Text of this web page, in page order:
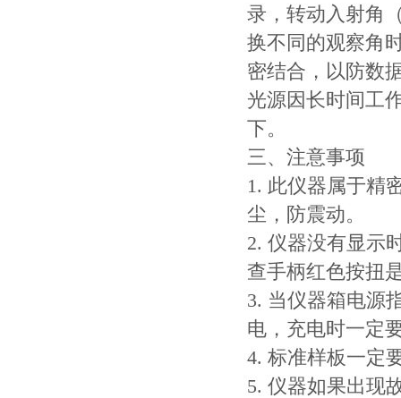
录，转动入射角
换不同的观察角
密结合，以防数
光源因长时间工
下。
三、注意事项
1. 此仪器属于精
尘，防震动。
2. 仪器没有显示
查手柄红色按扭
3. 当仪器箱电源
电，充电时一定
4. 标准样板一定
5. 仪器如果出现